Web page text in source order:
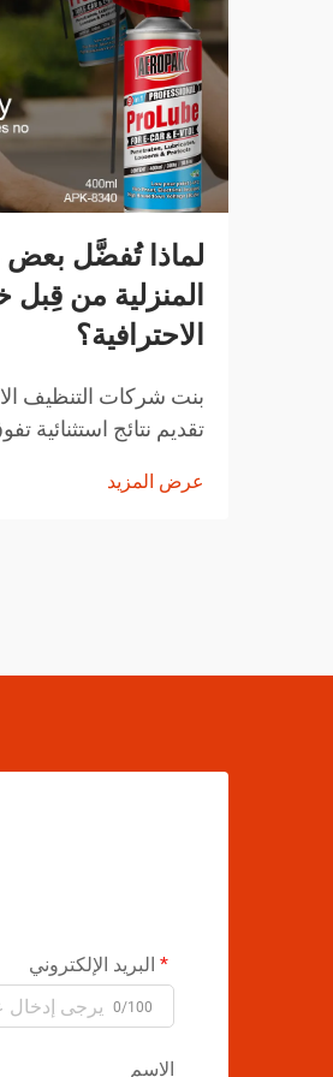
لماذا تُفضَّل بعض
المنزلية من
الاحترافية؟
بنت شركات التنظيف
تقديم نتائج استثنائية
اختيارات عشوائية، بل
عرض المزيد
البريد الإلكتروني
0/100
الاسم